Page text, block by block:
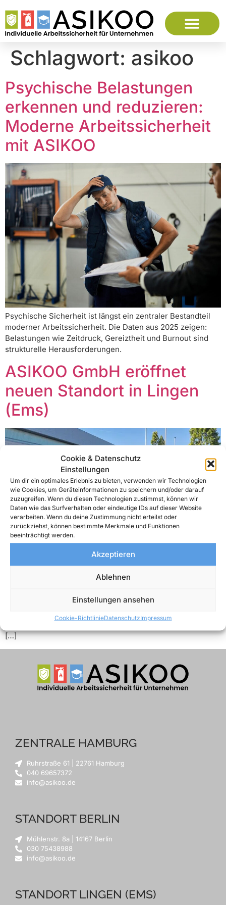
Cookie & Datenschutz
Einstellungen
Um dir ein optimales Erlebnis zu bieten, verwenden wir Technologien
wie Cookies, um Geräteinformationen zu speichern und/oder darauf
zuzugreifen. Wenn du diesen Technologien zustimmst, können wir
Daten wie das Surfverhalten oder eindeutige IDs auf dieser Website
verarbeiten. Wenn du deine Zustimmung nicht erteilst oder
zurückziehst, können bestimmte Merkmale und Funktionen
beeinträchtigt werden.
Akzeptieren
Ablehnen
Einstellungen ansehen
Cookie-RichtlinieDatenschutzImpressum
Schlagwort: asikoo
Psychische Belastungen
erkennen und reduzieren:
Moderne Arbeitssicherheit
mit ASIKOO
Psychische Sicherheit ist längst ein zentraler Bestandteil
moderner Arbeitssicherheit. Die Daten aus 2025 zeigen:
Belastungen wie Zeitdruck, Gereiztheit und Burnout sind
strukturelle Herausforderungen.
ASIKOO GmbH eröffnet
neuen Standort in Lingen
(Ems)
In unserem Blogbeitrag möchten wir Ihnen die Neuigkeit
mitteilen, dass die ASIKOO GmbH ab Mitte 2023 einen
neuen Standort in Lingen (Ems) eröffnet hat. Unser
nun auch im Emsland zur Verfügung, um maßgeschneiderte
Lösungen für Ihre individuellen Anforderungen zu
entwickeln und bei der Umsetzung zu unterstützen. Dass
[…]
ZENTRALE HAMBURG
Ruhrstraße 61 | 22761 Hamburg
040 69657372
info@asikoo.de
STANDORT BERLIN
Mühlenstr. 8a | 14167 Berlin
030 75438988
info@asikoo.de
STANDORT LINGEN (EMS)